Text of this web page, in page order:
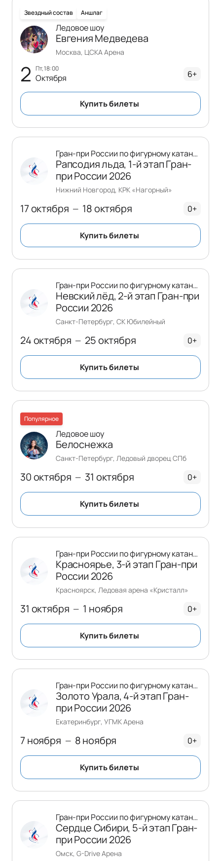
Звездный состав Аншлаг
2 пт, 18:00
Октября
Ледовое шоу
Евгения Медведева
Москва, ЦСКА Арена
6+
Купить билеты
17 октября — 18 октября
Гран-при России по фигурному катанию
Рапсодия льда, 1-й этап Гран-
при России 2026
Нижний Новгород, КРК «Нагорный»
0+
Купить билеты
24 октября — 25 октября
Гран-при России по фигурному катанию
Невский лёд, 2-й этап Гран-при
России 2026
Санкт-Петербург, СК Юбилейный
0+
Купить билеты
Популярное
30 октября — 31 октября
Ледовое шоу
Белоснежка
Санкт-Петербург, Ледовый дворец СПб
0+
Купить билеты
31 октября — 1 ноября
Гран-при России по фигурному катанию
Красноярье, 3-й этап Гран-при
России 2026
Красноярск, Ледовая арена «Кристалл»
0+
Купить билеты
7 ноября — 8 ноября
Гран-при России по фигурному катанию
Золото Урала, 4-й этап Гран-
при России 2026
Екатеринбург, УГМК Арена
0+
Купить билеты
Гран-при России по фигурному катанию
Сердце Сибири, 5-й этап Гран-
при России 2026
Омск, G-Drive Арена